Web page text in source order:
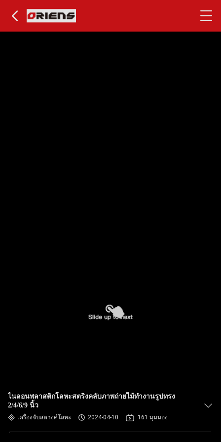
ไนลอนพลาสติกโลหะสตริงคลับภาพถ่ายไม้ทํางานรูปทรง
2/4/6/9 นิ้ว
เครื่องจับสตางค์โลหะ 2024-04-10 161 มุมมอง